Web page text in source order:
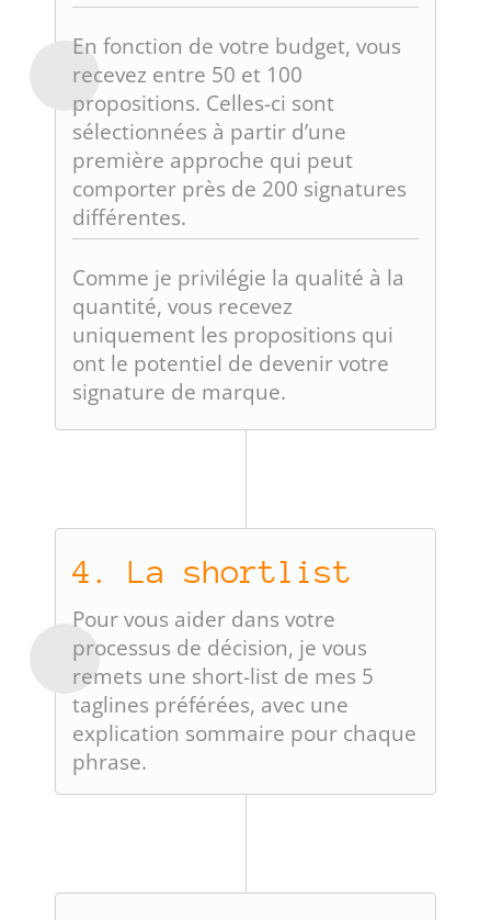
En fonction de votre budget, vous
recevez entre 50 et 100
propositions. Celles-ci sont
sélectionnées à partir d’une
première approche qui peut
comporter près de 200 signatures
différentes.
Comme je privilégie la qualité à la
quantité, vous recevez
uniquement les propositions qui
ont le potentiel de devenir votre
signature de marque.
4. La shortlist
Pour vous aider dans votre
processus de décision, je vous
remets une short-list de mes 5
taglines préférées, avec une
explication sommaire pour chaque
phrase.